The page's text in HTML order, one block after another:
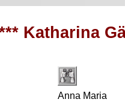
Katharina
Anna Maria